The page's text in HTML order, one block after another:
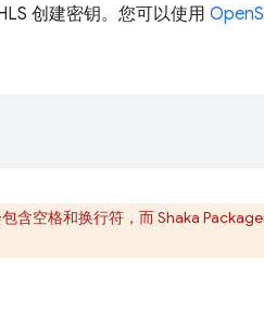
创建密钥。您可以使用
含空格和换行符，而 Shaka